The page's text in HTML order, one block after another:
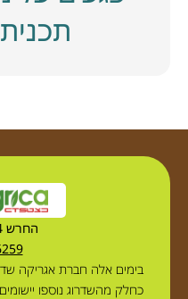
החרש 4 הוד השרון
בימים אלה חברת אגריקה
כחלק מהשדרוג נוספו